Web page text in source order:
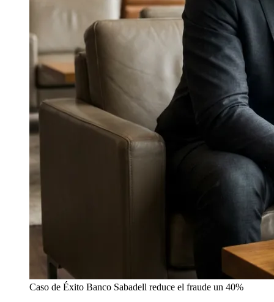
Caso de Éxito Banco Sabadell reduce el fraude un 40%